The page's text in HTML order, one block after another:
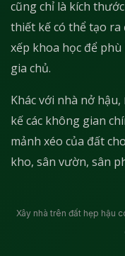
cũng chỉ là kích
thiết kế có thể tạo
xếp khoa học để
gia chủ.
Khác với nhà nở hậu,
kế các không gian
mảnh xéo của đất
kho, sân vườn, sân
Xây nhà trên đất hẹp hậu